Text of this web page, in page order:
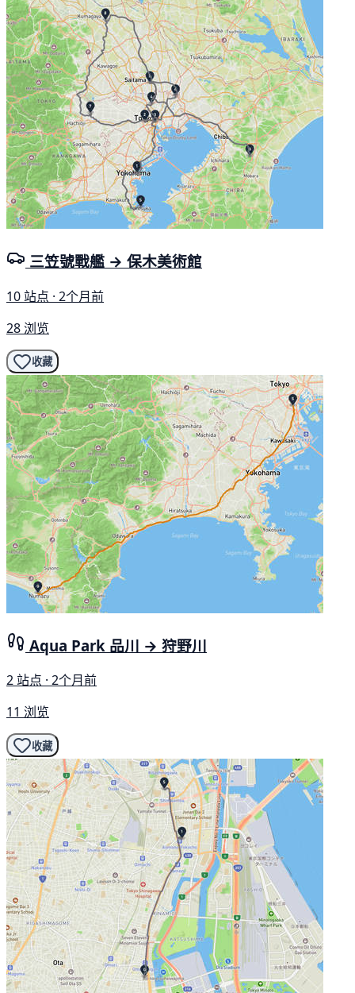
三笠號戰艦 → 保木美術館
10 站点 · 2个月前
28 浏览
收藏
Aqua Park 品川 → 狩野川
2 站点 · 2个月前
11 浏览
收藏